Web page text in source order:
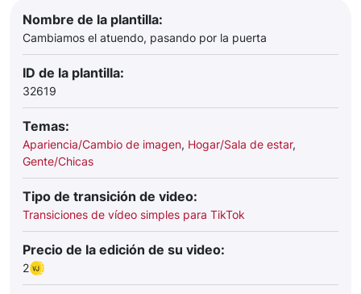
Nombre de la plantilla:
Cambiamos el atuendo, pasando por la puerta
ID de la plantilla:
32619
Temas:
Apariencia/Cambio de imagen, Hogar/Sala de estar,
Gente/Chicas
Tipo de transición de video:
Transiciones de vídeo simples para TikTok
Precio de la edición de su video:
2